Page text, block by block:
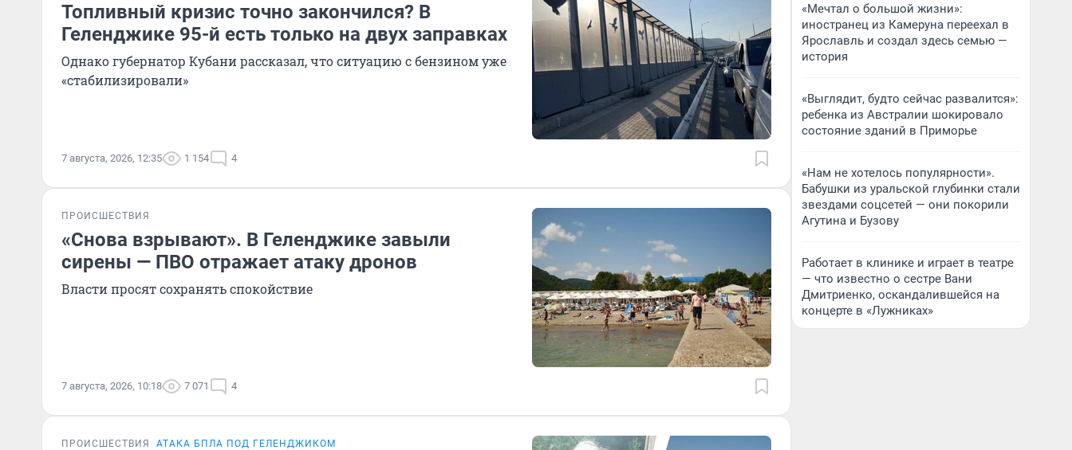
Топливный кризис точно закончился? В
Геленджике 95-й есть только на двух заправках
Однако губернатор Кубани рассказал, что ситуацию с бензином уже
«стабилизировали»
7 августа, 2026, 12:35 1 154 4
ПРОИСШЕСТВИЯ
«Снова взрывают». В Геленджике завыли
сирены — ПВО отражает атаку дронов
Власти просят сохранять спокойствие
7 августа, 2026, 10:18 7 071 4
ПРОИСШЕСТВИЯ АТАКА БПЛА ПОД ГЕЛЕНДЖИКОМ
«Мечтал о большой жизни»:
иностранец из Камеруна переехал в
Ярославль и создал здесь семью —
история
«Выглядит, будто сейчас развалится»:
ребенка из Австралии шокировало
состояние зданий в Приморье
«Нам не хотелось популярности».
Бабушки из уральской глубинки стали
звездами соцсетей — они покорили
Агутина и Бузову
Работает в клинике и играет в театре
— что известно о сестре Вани
Дмитриенко, оскандалившейся на
концерте в «Лужниках»